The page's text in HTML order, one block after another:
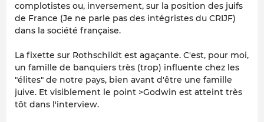
complotistes ou, inversement, sur la position des juifs
de France (Je ne parle pas des intégristes du CRIJF)
dans la société française.
La fixette sur Rothschildt est agaçante. C'est, pour moi,
un famille de banquiers très (trop) influente chez les
"élites" de notre pays, bien avant d'être une famille
juive. Et visiblement le point >Godwin est atteint très
tôt dans l'interview.